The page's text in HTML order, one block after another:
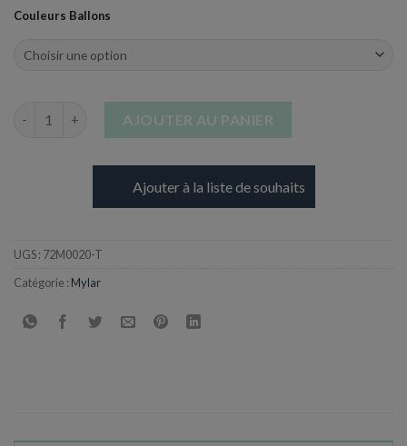
Couleurs Ballons
AJOUTER AU PANIER
Ajouter à la liste de souhaits
UGS : 72M0020-T
Catégorie : Mylar